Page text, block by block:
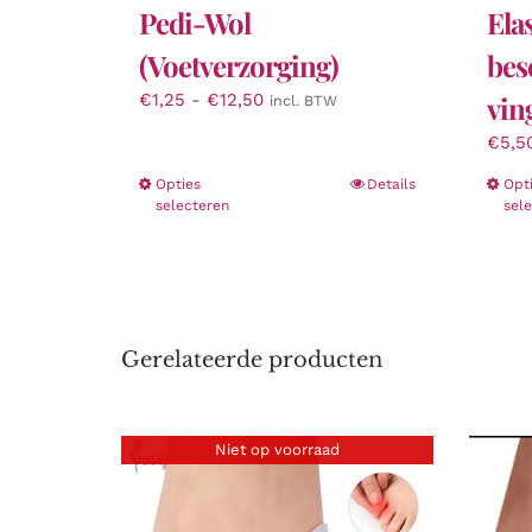
Pedi-Wol
(Voetverzorging)
€1,25 - €12,50Prijsklasse:
incl. BTW
Opties
selecteren
kan
op
productpagina
Details
€
Gerelateerde producten
Niet op voorraad